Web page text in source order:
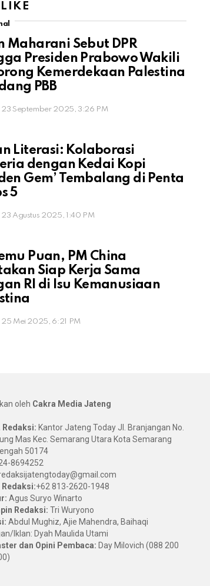
Maharani Sebut DPR
Presiden Prabowo Wakili
Kemerdekaan Palestina
PBB
23 September 2025, 3:26 PM
Literasi: Kolaborasi
dengan Kedai Kopi
Gem’ Tembalang di Penta
5
23 Agustus 2025, 1:40 PM
Puan, PM China
Siap Kerja Sama
RI di Isu Kemanusiaan
25 Mei 2025, 6:21 PM
oleh Cakra Media Jateng
Redaksi: Kantor Jateng Today Jl. Branjangan No.
Mas Kec. Semarang Utara Kota Semarang
50174
8694252
Redaksi:+62 813-2620-1948
Agus Suryo Winarto
Redaksi: Tri Wuryono
Abdul Mughiz, Ajie Mahendra, Baihaqi
Iklan: Dyah Maulida Utami
dan Opini Pembaca: Day Milovich (088 200